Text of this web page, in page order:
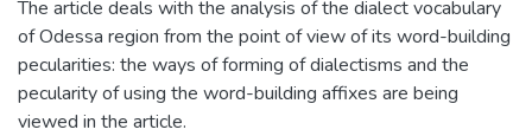
The article deals with the analysis of the dialect vocabulary
of Odessa region from the point of view of its word-building
pecularities: the ways of forming of dialectisms and the
pecularity of using the word-building affixes are being
viewed in the article.